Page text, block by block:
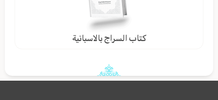
كتاب السراج بالاسبانية